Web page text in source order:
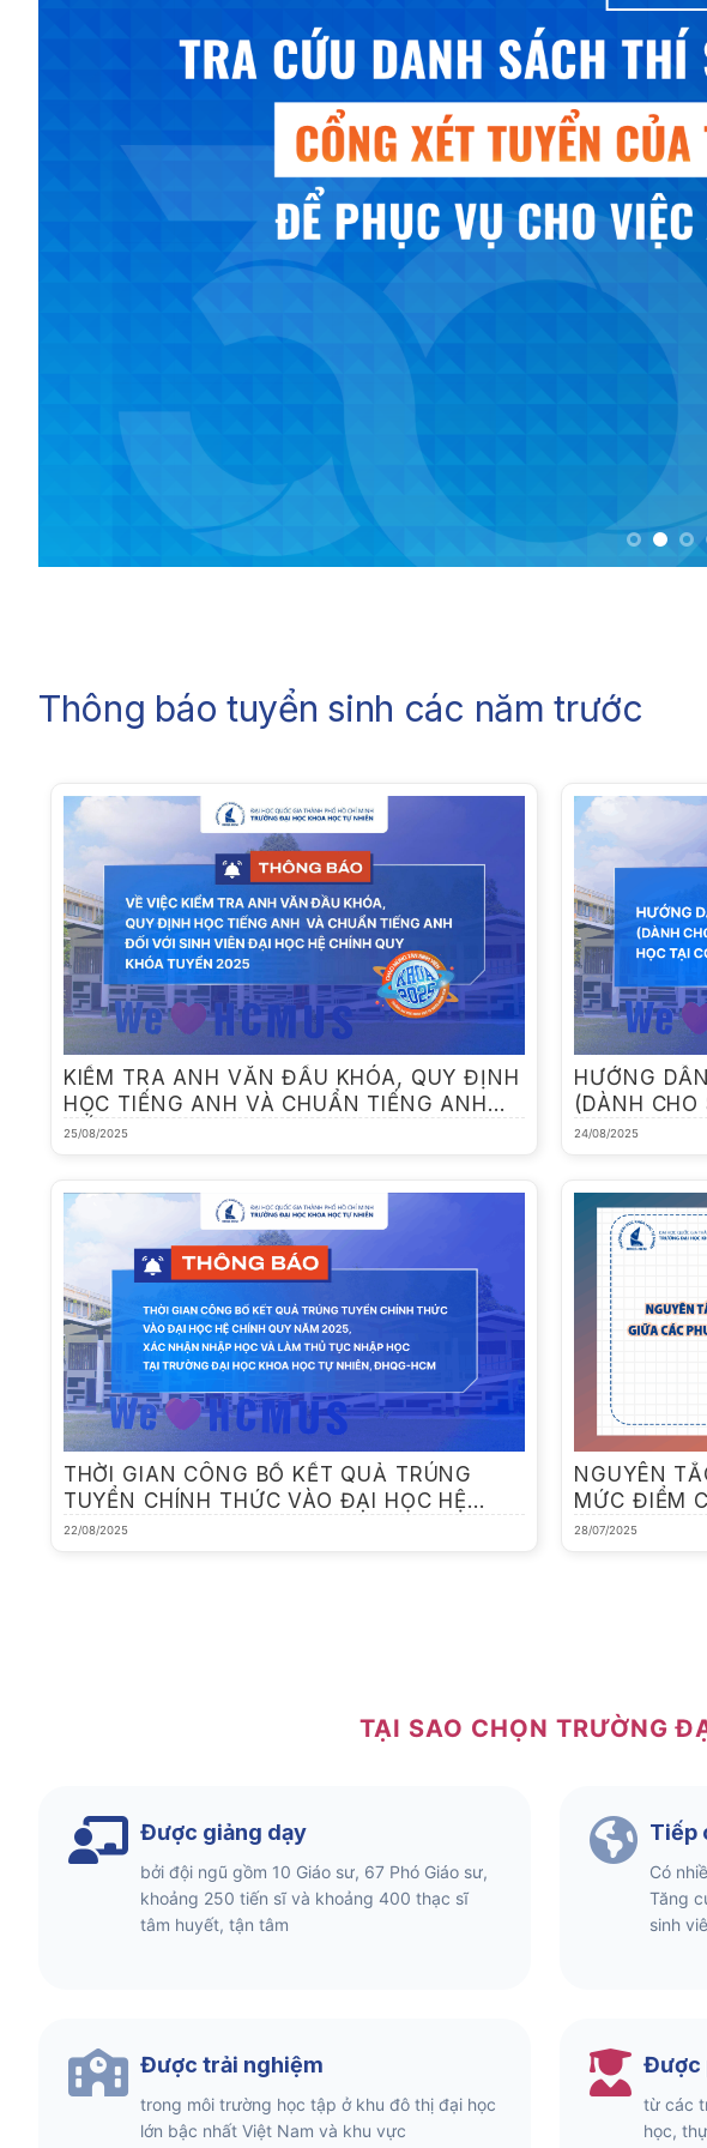
Thông báo tuyển sinh các năm trước
KIỂM TRA ANH VĂN ĐẦU KHÓA, QUY ĐỊNH
HỌC TIẾNG ANH VÀ CHUẨN TIẾNG ANH
ĐỐI VỚI SINH VIÊN ĐẠI HỌC HỆ CHÍNH
25/08/2025
HƯỚNG
(DÀNH
CHÍNH QUY
24/08/2025
THỜI GIAN CÔNG BỐ KẾT QUẢ TRÚNG
TUYỂN CHÍNH THỨC VÀO ĐẠI HỌC HỆ
CHÍNH QUY NĂM 2025, XÁC NHẬN NHẬP
22/08/2025
NGUYÊN
MỨC ĐIỂM
THỨC XÉT
28/07/2025
TẠI SAO CHỌN TRƯỜNG
Được giảng dạy
bởi đội ngũ gồm 10 Giáo sư, 67 Phó Giáo sư,
khoảng 250 tiến sĩ và khoảng 400 thạc sĩ
tâm huyết, tận tâm
Tiếp
Có
Tăng
sinh
Được trải nghiệm
trong môi trường học tập ở khu đô thị đại học
lớn bậc nhất Việt Nam và khu vực
Được
từ các
học,